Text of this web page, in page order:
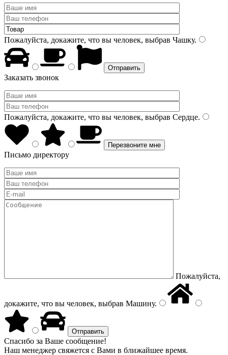
Пожалуйста, докажите, что вы человек, выбрав Чашку.
Заказать звонок
Пожалуйста, докажите, что вы человек, выбрав Сердце.
Письмо директору
Пожалуйста,
докажите, что вы человек, выбрав Машину.
Спасибо за Ваше сообщение!
Наш менеджер свяжется с Вами в ближайшее время.